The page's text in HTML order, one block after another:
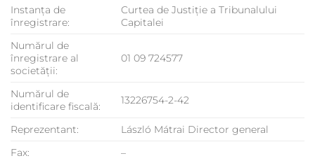
Instanța de
înregistrare:
Curtea de Justiție a Tribunalului
Capitalei
Numărul de
înregistrare al
societății:
01 09 724577
Numărul de
identificare fiscală:
13226754-2-42
Reprezentant:
László Mátrai Director general
Fax:
–